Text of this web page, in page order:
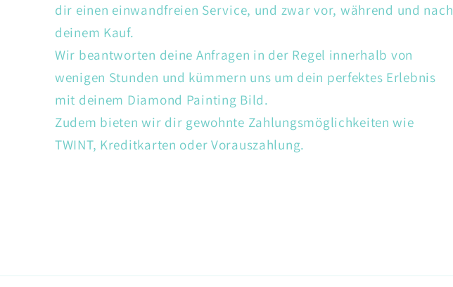
dir einen einwandfreien Service, und zwar vor, während und nach
deinem Kauf.
Wir beantworten deine Anfragen in der Regel innerhalb von
wenigen Stunden und kümmern uns um dein perfektes Erlebnis
mit deinem Diamond Painting Bild.
Zudem bieten wir dir gewohnte Zahlungsmöglichkeiten wie
TWINT, Kreditkarten oder Vorauszahlung.